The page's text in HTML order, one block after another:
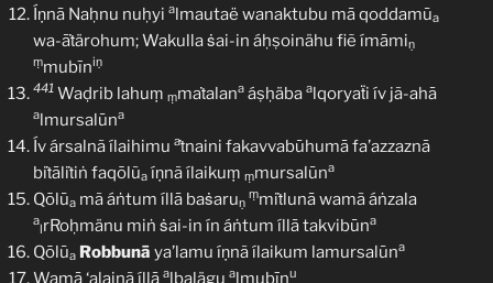
Íṇnā Naḥnu nuḥyi almautaë wanaktubu mā qoddamūa
wa-āṫärohum; Wakulla ṡai-in áḥṣoinähu fiẽ ímāmiṇ
ṃmubīniṇ
441 Waḍrib lahuṃ ṃmaṫalana áṣḥäba alqoryaẗi ív jã-ahā
almursalūna
Ív ársalnã ílaihimu aṫnaini fakavvabūhumā fa’azzaznā
biṫāliṫiṅ faqōlũa íṇnã ílaikuṃ ṃmursalūna
Qōlūa mã áṅtum íllā baṡaruṇ
ṃmiṫlunā wamã áṅzala
a
lrRoḥmänu miṅ ṡai-in ín áṅtum íllā takvibūna
Qōlūa Robbunā ya’lamu íṇnã ílaikum lamursalūna
Wamā ‘alainã íllā albalägu almubīnu